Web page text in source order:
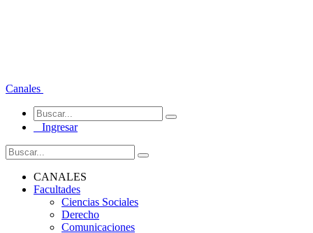
Canales
Ingresar
CANALES
Facultades
Ciencias Sociales
Derecho
Comunicaciones